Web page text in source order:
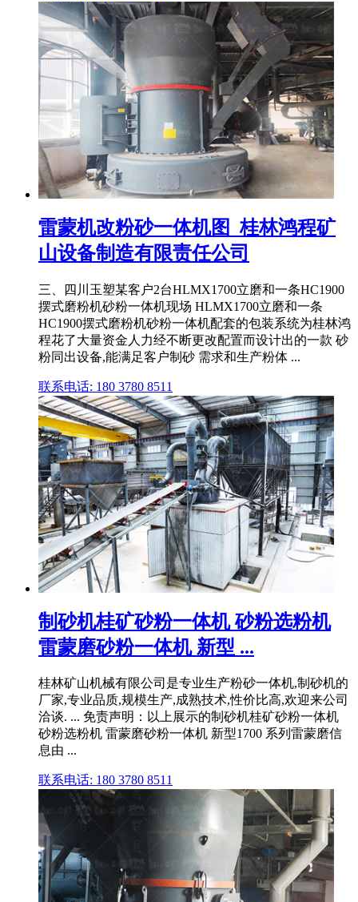
雷蒙机改粉砂一体机图_桂林鸿程矿
山设备制造有限责任公司
三、四川玉塑某客户2台HLMX1700立磨和一条HC1900
摆式磨粉机砂粉一体机现场 HLMX1700立磨和一条
HC1900摆式磨粉机砂粉一体机配套的包装系统为桂林鸿
程花了大量资金人力经不断更改配置而设计出的一款 砂
粉同出设备,能满足客户制砂 需求和生产粉体 ...
联系电话: 180 3780 8511
制砂机桂矿砂粉一体机 砂粉选粉机
雷蒙磨砂粉一体机 新型 ...
桂林矿山机械有限公司是专业生产粉砂一体机,制砂机的
厂家,专业品质,规模生产,成熟技术,性价比高,欢迎来公司
洽谈. ... 免责声明：以上展示的制砂机桂矿砂粉一体机
砂粉选粉机 雷蒙磨砂粉一体机 新型1700 系列雷蒙磨信
息由 ...
联系电话: 180 3780 8511